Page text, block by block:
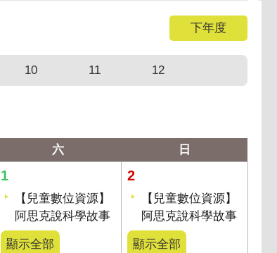
10 11 12
六 日
1
【兒童數位資源】
阿思克說科學故事
顯示全部
2
【兒童數位資源】
阿思克說科學故事
顯示全部